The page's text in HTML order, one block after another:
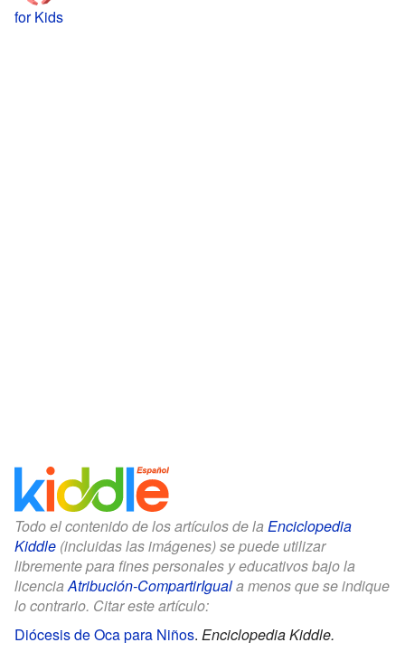
for Kids
Todo el contenido de los artículos de la Enciclopedia
Kiddle (incluidas las imágenes) se puede utilizar
libremente para fines personales y educativos bajo la
licenciaAtribución-CompartirIguala menos que se indique
lo contrario. Citar este artículo:
Diócesis de Oca para Niños. Enciclopedia Kiddle.